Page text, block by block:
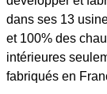
dans ses 13
et 100% des
intérieures
fabriqués en